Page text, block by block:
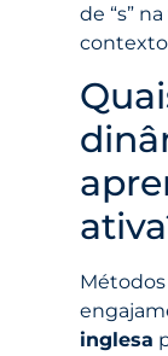
de “s”
contexto
inglesa